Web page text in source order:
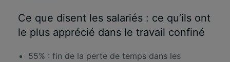
Ce que disent les salariés : ce qu’ils ont
le plus apprécié dans le travail confiné
55% : fin de la perte de temps dans les